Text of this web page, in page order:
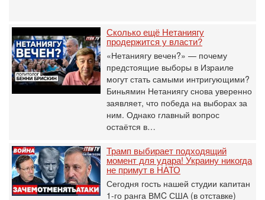
Сколько ещё Нетаниягу
продержится у власти?
«Нетаниягу вечен?» — почему
предстоящие выборы в Израиле
могут стать самыми интригующими?
Биньямин Нетаниягу снова уверенно
заявляет, что победа на выборах за
ним. Однако главный вопрос
остаётся в…
Трамп выбирает подходящий
момент для удара! Украину никогда
не примут в НАТО
Сегодня гость нашей студии капитан
1-го ранга ВМC США (в отставке)